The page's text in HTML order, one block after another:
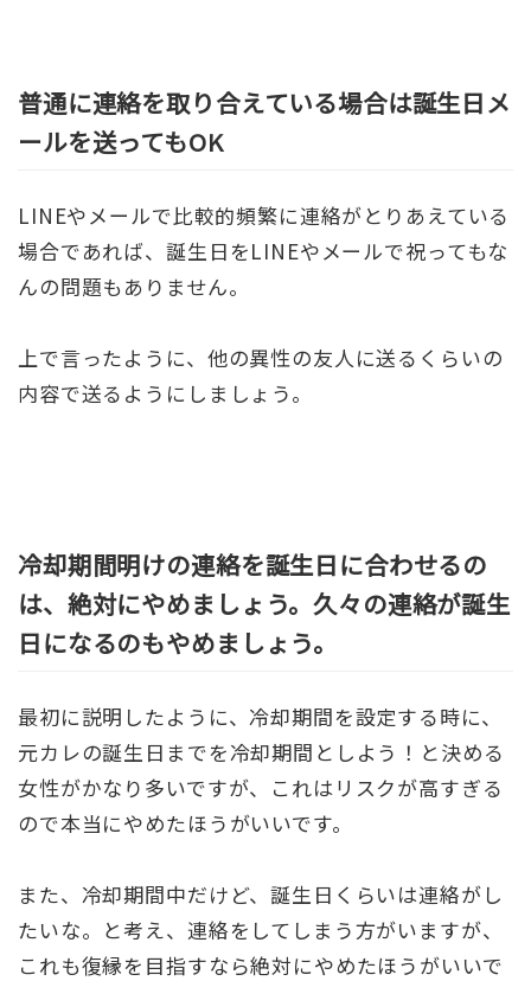
普通に連絡を取り合えている場合は誕生日メ
ールを送ってもOK
LINEやメールで比較的頻繁に連絡がとりあえている
場合であれば、誕生日をLINEやメールで祝ってもな
んの問題もありません。
上で言ったように、他の異性の友人に送るくらいの
内容で送るようにしましょう。
冷却期間明けの連絡を誕生日に合わせるの
は、絶対にやめましょう。久々の連絡が誕生
日になるのもやめましょう。
最初に説明したように、冷却期間を設定する時に、
元カレの誕生日までを冷却期間としよう！と決める
女性がかなり多いですが、これはリスクが高すぎる
ので本当にやめたほうがいいです。
また、冷却期間中だけど、誕生日くらいは連絡がし
たいな。と考え、連絡をしてしまう方がいますが、
これも復縁を目指すなら絶対にやめたほうがいいで